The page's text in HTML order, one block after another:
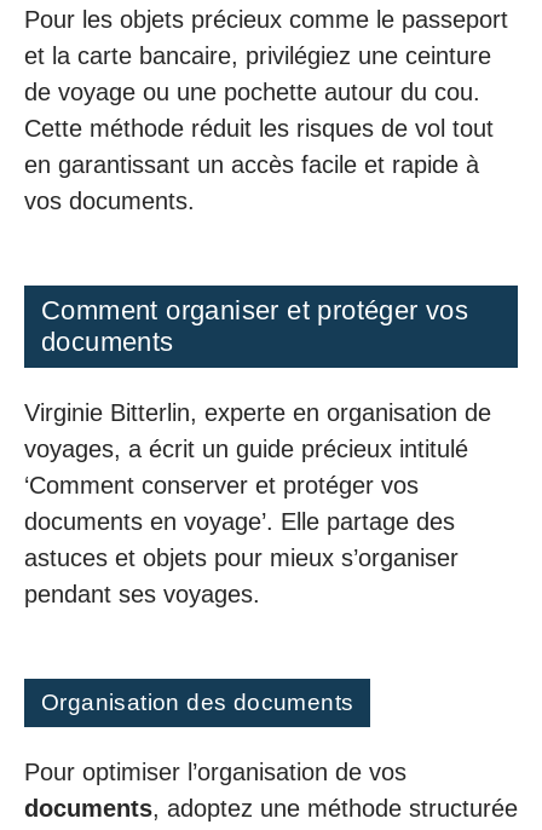
Pour les objets précieux comme le passeport
et la carte bancaire, privilégiez une ceinture
de voyage ou une pochette autour du cou.
Cette méthode réduit les risques de vol tout
en garantissant un accès facile et rapide à
vos documents.
Comment organiser et protéger vos
documents
Virginie Bitterlin, experte en organisation de
voyages, a écrit un guide précieux intitulé
‘Comment conserver et protéger vos
documents en voyage’. Elle partage des
astuces et objets pour mieux s’organiser
pendant ses voyages.
Organisation des documents
Pour optimiser l’organisation de vos
documents, adoptez une méthode structurée